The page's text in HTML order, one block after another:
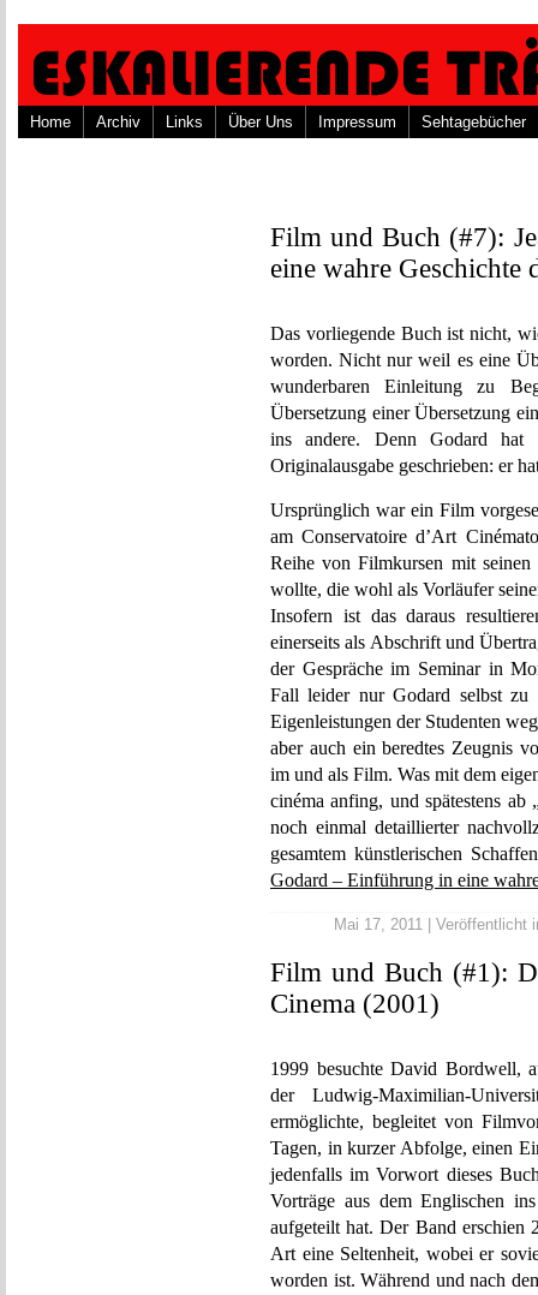
Home Archiv Links Über Uns Impressum Sehtagebücher
Film und Buch (#7):
eine wahre Geschichte
Das vorliegende Buch ist nicht,
worden. Nicht nur weil es eine
wunderbaren Einleitung zu
Übersetzung einer Übersetzung
ins andere. Denn Godard
Originalausgabe geschrieben: er
Ursprünglich war ein Film
am Conservatoire d’Art
Reihe von Filmkursen mit seinen
wollte, die wohl als Vorläufer
Insofern ist das daraus
einerseits als Abschrift und
der Gespräche im Seminar in
Fall leider nur Godard selbst
Eigenleistungen der Studenten
aber auch ein beredtes Zeugnis
im und als Film. Was mit dem
cinéma anfing, und spätestens ab
noch einmal detaillierter
gesamtem künstlerischen
Godard – Einführung in eine
Mai 17, 2011 | Veröffentlicht
Film und Buch (#1):
Cinema (2001)
1999 besuchte David Bordwell,
der Ludwig-Maximilian-
ermöglichte, begleitet von
Tagen, in kurzer Abfolge, einen
jedenfalls im Vorwort dieses
Vorträge aus dem Englischen
aufgeteilt hat. Der Band erschien
Art eine Seltenheit, wobei er
worden ist. Während und nach